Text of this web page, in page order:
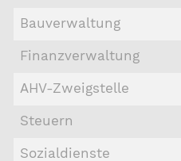
Bauverwaltung
Finanzverwaltung
AHV-Zweigstelle
Steuern
Sozialdienste